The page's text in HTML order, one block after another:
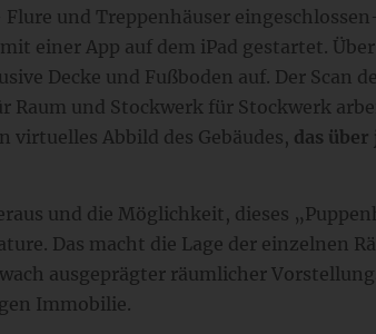
und Treppenhäuser
einer App auf dem iPad gestartet.
Decke und Fußboden auf. Der Scan
Raum und Stockwerk für Stockwerk
virtuelles Abbild des Gebäudes, das über
und die Möglichkeit, dieses
Das macht die Lage der einzelnen
ausgeprägter räumlicher
Immobilie.